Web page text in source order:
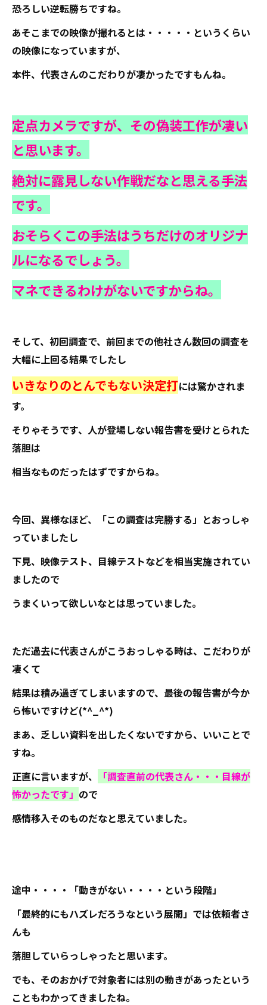
恐ろしい逆転勝ちですね。
あそこまでの映像が撮れるとは・・・・・というくらい
の映像になっていますが、
本件、代表さんのこだわりが凄かったですもんね。
定点カメラですが、その偽装工作が凄い
と思います。
絶対に露見しない作戦だなと思える手法
です。
おそらくこの手法はうちだけのオリジナ
ルになるでしょう。
マネできるわけがないですからね。
そして、初回調査で、前回までの他社さん数回の調査を
大幅に上回る結果でしたし
いきなりのとんでもない決定打には驚かされま
す。
そりゃそうです、人が登場しない報告書を受けとられた
落胆は
相当なものだったはずですからね。
今回、異様なほど、「この調査は完勝する」とおっしゃ
っていましたし
下見、映像テスト、目線テストなどを相当実施されてい
ましたので
うまくいって欲しいなとは思っていました。
ただ過去に代表さんがこうおっしゃる時は、こだわりが
凄くて
結果は積み過ぎてしまいますので、最後の報告書が今か
ら怖いですけど(*^_^*)
まあ、乏しい資料を出したくないですから、いいことで
すね。
正直に言いますが、
「調査直前の代表さん・・・目線が
怖かったです」 ので
感情移入そのものだなと思えていました。
途中・・・・「動きがない・・・・という段階」
「最終的にもハズレだろうなという展開」では依頼者さ
んも
落胆していらっしゃったと思います。
でも、そのおかげで対象者には別の動きがあったという
こともわかってきましたね。